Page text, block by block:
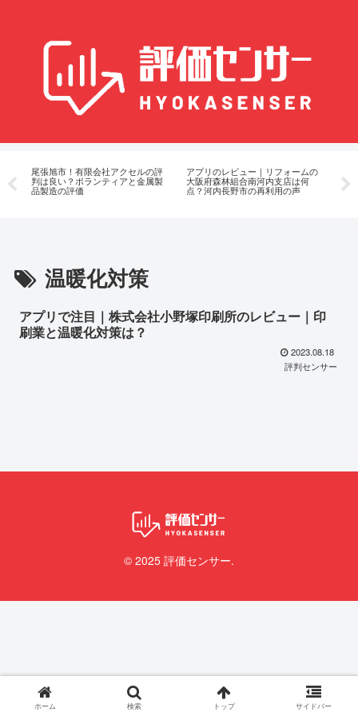
尾張旭市！有限会社アクセルの評
判は良い？ボランティアと金属製
品製造の評価
アプリのレビュー｜リフォームの
大阪府森林組合南河内支店は何
点？河内長野市の再利用の声 谷
温暖化対策
アプリで注目｜株式会社小野塚印刷所のレビュー｜印
刷業と温暖化対策は？
2023.08.18
評判センサー
© 2025 評価センサー.
ホーム 検索 トップ サイドバー